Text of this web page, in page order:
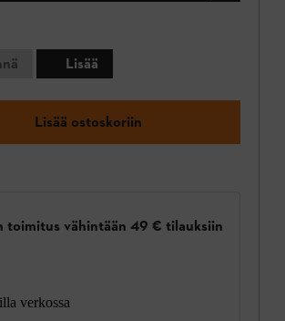
Lisää
Lisää ostoskoriin
toimitus vähintään 49 € tilauksiin
verkossa